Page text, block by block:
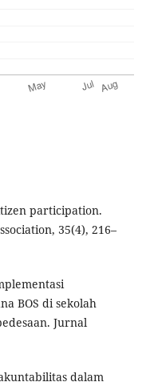
participation.
35(4), 216–
BOS di sekolah
Jurnal
dalam